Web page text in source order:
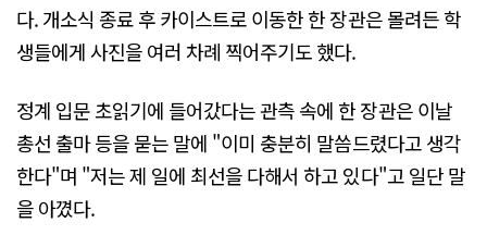
다. 개소식 종료 후 카이스트로 이동한 한 장관은 몰려든 학
생들에게 사진을 여러 차례 찍어주기도 했다.
정계 입문 초읽기에 들어갔다는 관측 속에 한 장관은 이날
총선 출마 등을 묻는 말에 "이미 충분히 말씀드렸다고 생각
한다"며 "저는 제 일에 최선을 다해서 하고 있다"고 일단 말
을 아꼈다.